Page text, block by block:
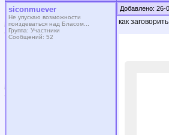
siconmuever
Не упускаю возможности
поиздеваться над Бласом...
Группа: Участники
Сообщений: 52
Добавлено: 26-
как